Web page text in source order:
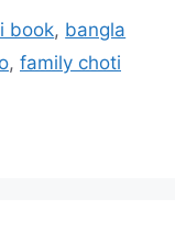
book, bangla
, family choti